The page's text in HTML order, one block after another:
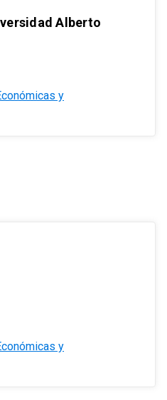
Alberto
y
y